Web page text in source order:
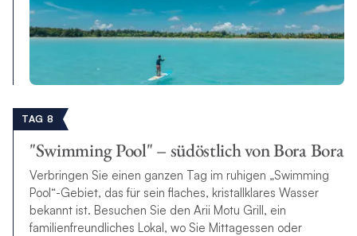
TAG 8
"Swimming Pool" – südöstlich von Bora Bora
Verbringen Sie einen ganzen Tag im ruhigen „Swimming
Pool“-Gebiet, das für sein flaches, kristallklares Wasser
bekannt ist. Besuchen Sie den Arii Motu Grill, ein
familienfreundliches Lokal, wo Sie Mittagessen oder